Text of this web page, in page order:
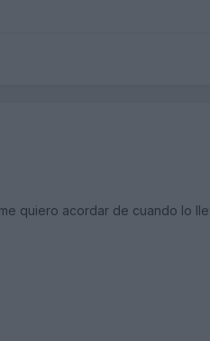
quiero acordar de cuando lo